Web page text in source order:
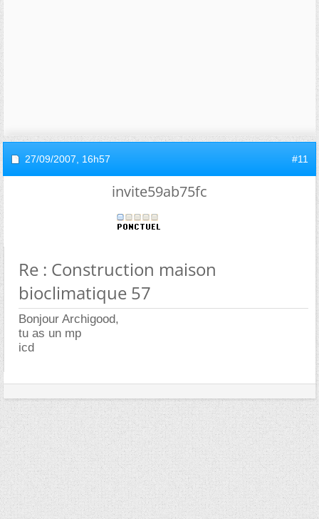
27/09/2007, 16h57 #11
invite59ab75fc
Re : Construction maison
bioclimatique 57
Bonjour Archigood,
tu as un mp
icd